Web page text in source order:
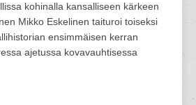
kohinalla kansalliseen kärkeen
Mikko Eskelinen taituroi toiseksi
ensimmäisen kerran
ajetussa kovavauhtisessa